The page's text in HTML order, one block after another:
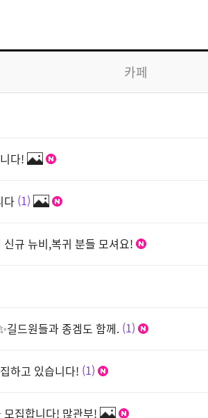
카페
다!
다 1
규 뉴비,복귀 분들 모셔요!
길드원들과 종겜도 함께. 1
하고 있습니다! 1
집합니다! 많관부!